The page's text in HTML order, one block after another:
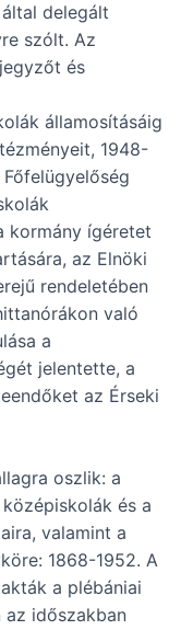
delegált
szólt. Az
és
államosításáig
1948-
kormány ígéretet
az Elnöki
rendeletében
való
a
jelentette, a
az Érseki
oszlik: a
és a
valamint a
1868-1952. A
a plébániai
az időszakban